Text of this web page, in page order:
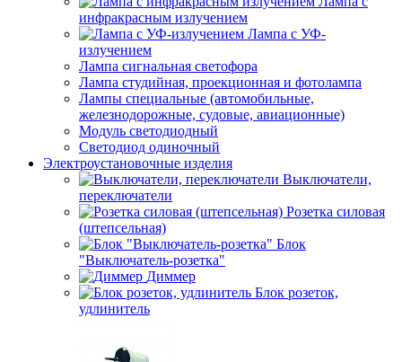
инфракрасным излучением
Лампа с УФ-
излучением
Лампа сигнальная светофора
Лампа студийная, проекционная и фотолампа
Лампы специальные (автомобильные,
железнодорожные, судовые, авиационные)
Модуль светодиодный
Светодиод одиночный
Электроустановочные изделия
Выключатели,
переключатели
Розетка силовая
(штепсельная)
Блок
"Выключатель-розетка"
Диммер
Блок розеток,
удлинитель